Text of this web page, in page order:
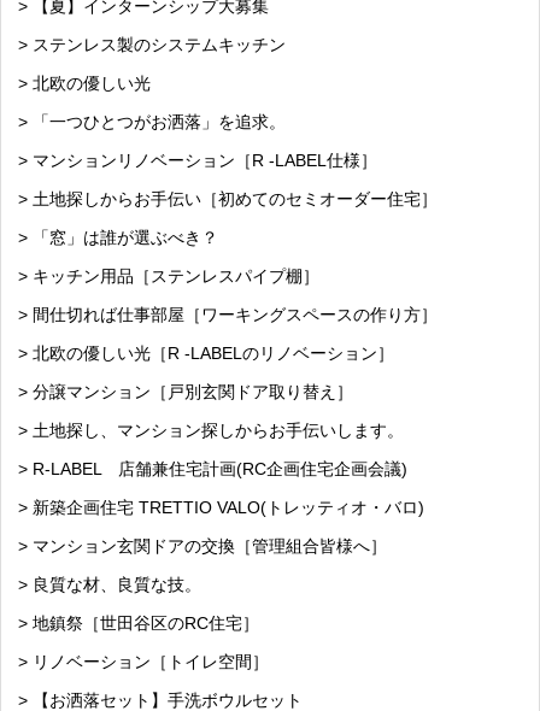
> 【夏】インターンシップ大募集
> ステンレス製のシステムキッチン
> 北欧の優しい光
> 「一つひとつがお洒落」を追求。
> マンションリノベーション［R -LABEL仕様］
> 土地探しからお手伝い［初めてのセミオーダー住宅］
> 「窓」は誰が選ぶべき？
> キッチン用品［ステンレスパイプ棚］
> 間仕切れば仕事部屋［ワーキングスペースの作り方］
> 北欧の優しい光［R -LABELのリノベーション］
> 分譲マンション［戸別玄関ドア取り替え］
> 土地探し、マンション探しからお手伝いします。
> R-LABEL 店舗兼住宅計画(RC企画住宅企画会議)
> 新築企画住宅 TRETTIO VALO(トレッティオ・バロ)
> マンション玄関ドアの交換［管理組合皆様へ］
> 良質な材、良質な技。
> 地鎮祭［世田谷区のRC住宅］
> リノベーション［トイレ空間］
> 【お洒落セット】手洗ボウルセット